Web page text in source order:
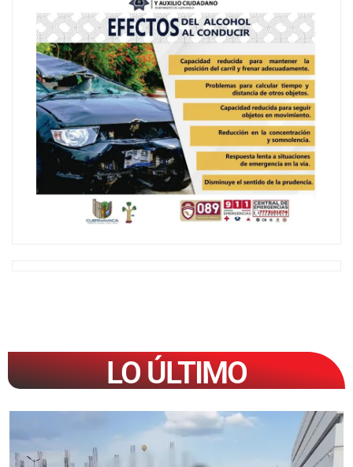
LO ÚLTIMO